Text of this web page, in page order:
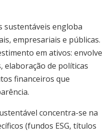
sustentáveis engloba
empresariais e públicas.
em ativos: envolve
elaboração de políticas
financeiros que
concentra-se na
(fundos ESG, títulos